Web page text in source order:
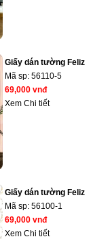
Giấy dán tường Feliz
Mã sp: 56110-5
69,000 vnđ
Xem Chi tiết
Giấy dán tường Feliz
Mã sp: 56100-1
69,000 vnđ
Xem Chi tiết